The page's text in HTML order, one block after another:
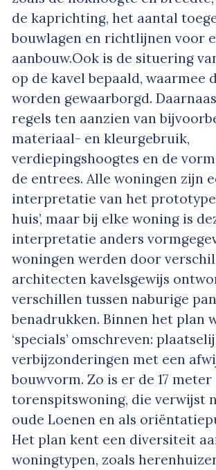
de kaprichting, het aantal
bouwlagen en richtlijnen voor
aanbouw.Ook is de situering
op de kavel bepaald, waarmee
worden gewaarborgd.
regels ten aanzien van
materiaal- en kleurgebruik,
verdiepingshoogtes en de
de entrees. Alle woningen zijn
interpretatie van het prototype
huis’, maar bij elke woning is
interpretatie anders
woningen werden door
architecten kavelsgewijs
verschillen tussen naburige
benadrukken. Binnen het plan
‘specials’ omschreven:
verbijzonderingen met een
bouwvorm. Zo is er de 17 meter
torenspitswoning, die verwijst
oude Loenen en als
Het plan kent een diversiteit
woningtypen, zoals